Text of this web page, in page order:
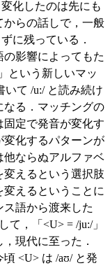
化したのは先にも
からの話しで，一般
に残っている．
影響によってもた
という新しいマッ
て /u:/ と読み続け
なる．マッチングの
定で発音が変化す
変化するパターンが
他ならぬアルファベ
変えるという選択肢
えるということに
語から渡来した
て，「<U> = /ju:/」
現代に至った．
<U> は /aʊ/ と発